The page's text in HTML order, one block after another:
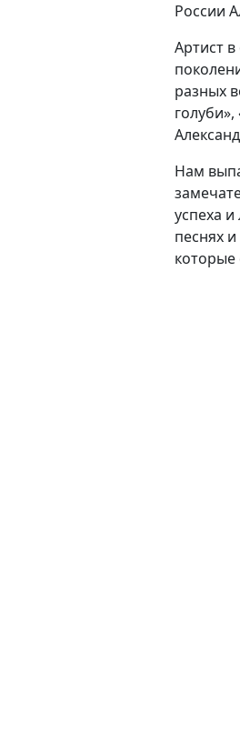
России
Артист
разных
Нам
успеха
песнях
которые